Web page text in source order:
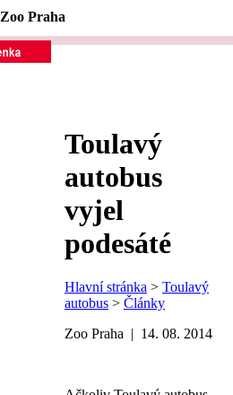
Zoo Praha
Toulavý
autobus
vyjel
podesáté
Hlavní stránka > Toulavý
autobus > Články
Zoo Praha | 14. 08. 2014